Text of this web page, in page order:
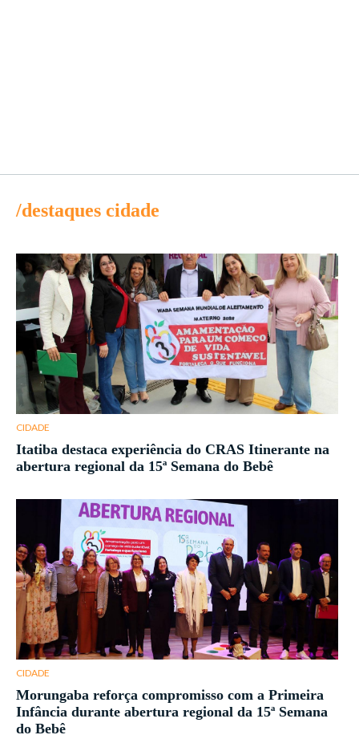
/destaques cidade
CIDADE
Itatiba destaca experiência do CRAS Itinerante na
abertura regional da 15ª Semana do Bebê
CIDADE
Morungaba reforça compromisso com a Primeira
Infância durante abertura regional da 15ª Semana
do Bebê